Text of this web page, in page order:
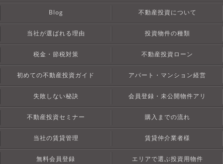
Blog 不動産投資について
当社が選ばれる理由 投資物件の種類
税金・節税対策 不動産投資ローン
初めての不動産投資ガイド アパート・マンション経営
失敗しない秘訣 会員登録・未公開物件アリ
不動産投資セミナー 購入までの流れ
当社の賃貸管理 賃貸仲介業者様
無料会員登録 エリアで選ぶ投資用物件